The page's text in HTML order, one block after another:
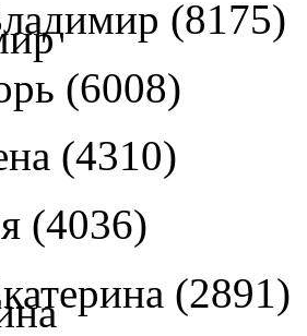
(8175)
(6008)
(4310)
(4036)
(2891)